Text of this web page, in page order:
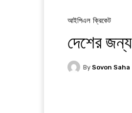
আইপিএল ক্রিকেট
দেশের
By Sovon Saha